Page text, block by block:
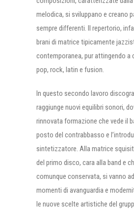
melodica, si sviluppano e creano
sempre differenti. Il repertorio,
brani di matrice tipicamente
contemporanea, pur attingendo a
pop, rock, latin e fusion.
In questo secondo lavoro
raggiunge nuovi equilibri sonori,
rinnovata formazione che vede il
posto del contrabbasso e
sintetizzatore. Alla matrice
del primo disco, cara alla band e
comunque conservata, si vanno
momenti di avanguardia e
le nuove scelte artistiche del